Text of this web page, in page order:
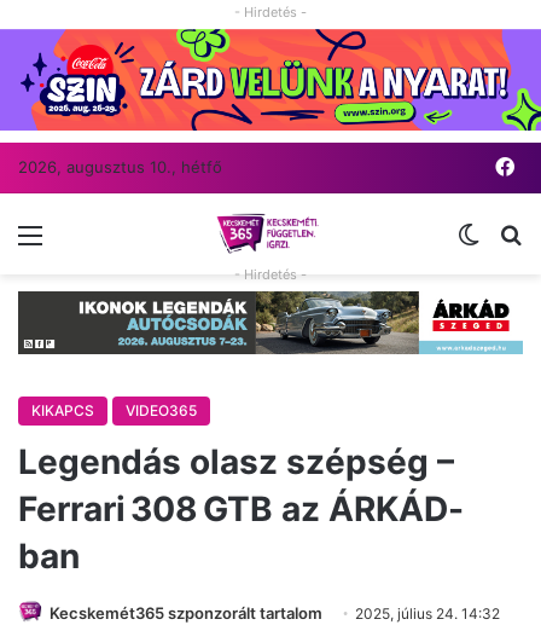
- Hirdetés -
2026, augusztus 10., hétfő
Menü
- Hirdetés -
KIKAPCS VIDEO365
Legendás olasz szépség –
Ferrari 308 GTB az ÁRKÁD-
ban
Kecskemét365 szponzorált tartalom 2025, július 24. 14:32